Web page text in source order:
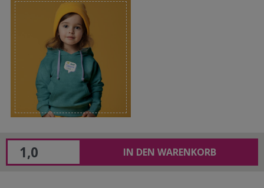
IN DEN WARENKORB